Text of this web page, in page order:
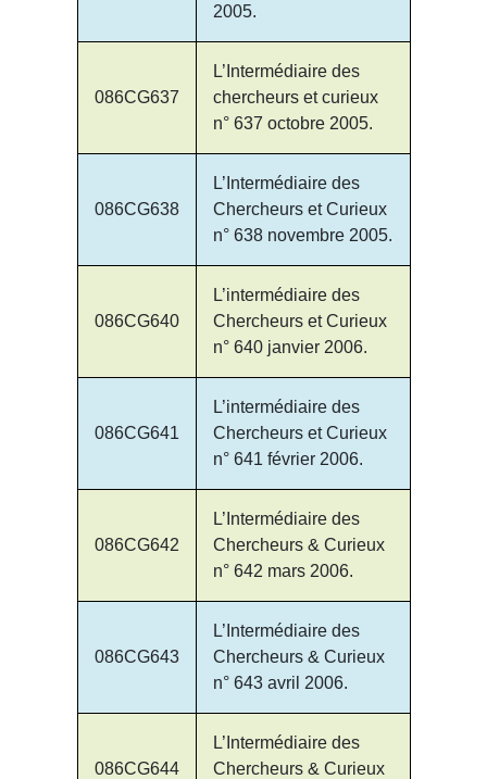
2005.
086CG637
L’Intermédiaire des
chercheurs et curieux
n° 637 octobre 2005.
086CG638
L’Intermédiaire des
Chercheurs et Curieux
n° 638 novembre 2005.
086CG640
L’intermédiaire des
Chercheurs et Curieux
n° 640 janvier 2006.
086CG641
L’intermédiaire des
Chercheurs et Curieux
n° 641 février 2006.
086CG642
L’Intermédiaire des
Chercheurs & Curieux
n° 642 mars 2006.
086CG643
L’Intermédiaire des
Chercheurs & Curieux
n° 643 avril 2006.
086CG644
L’Intermédiaire des
Chercheurs & Curieux